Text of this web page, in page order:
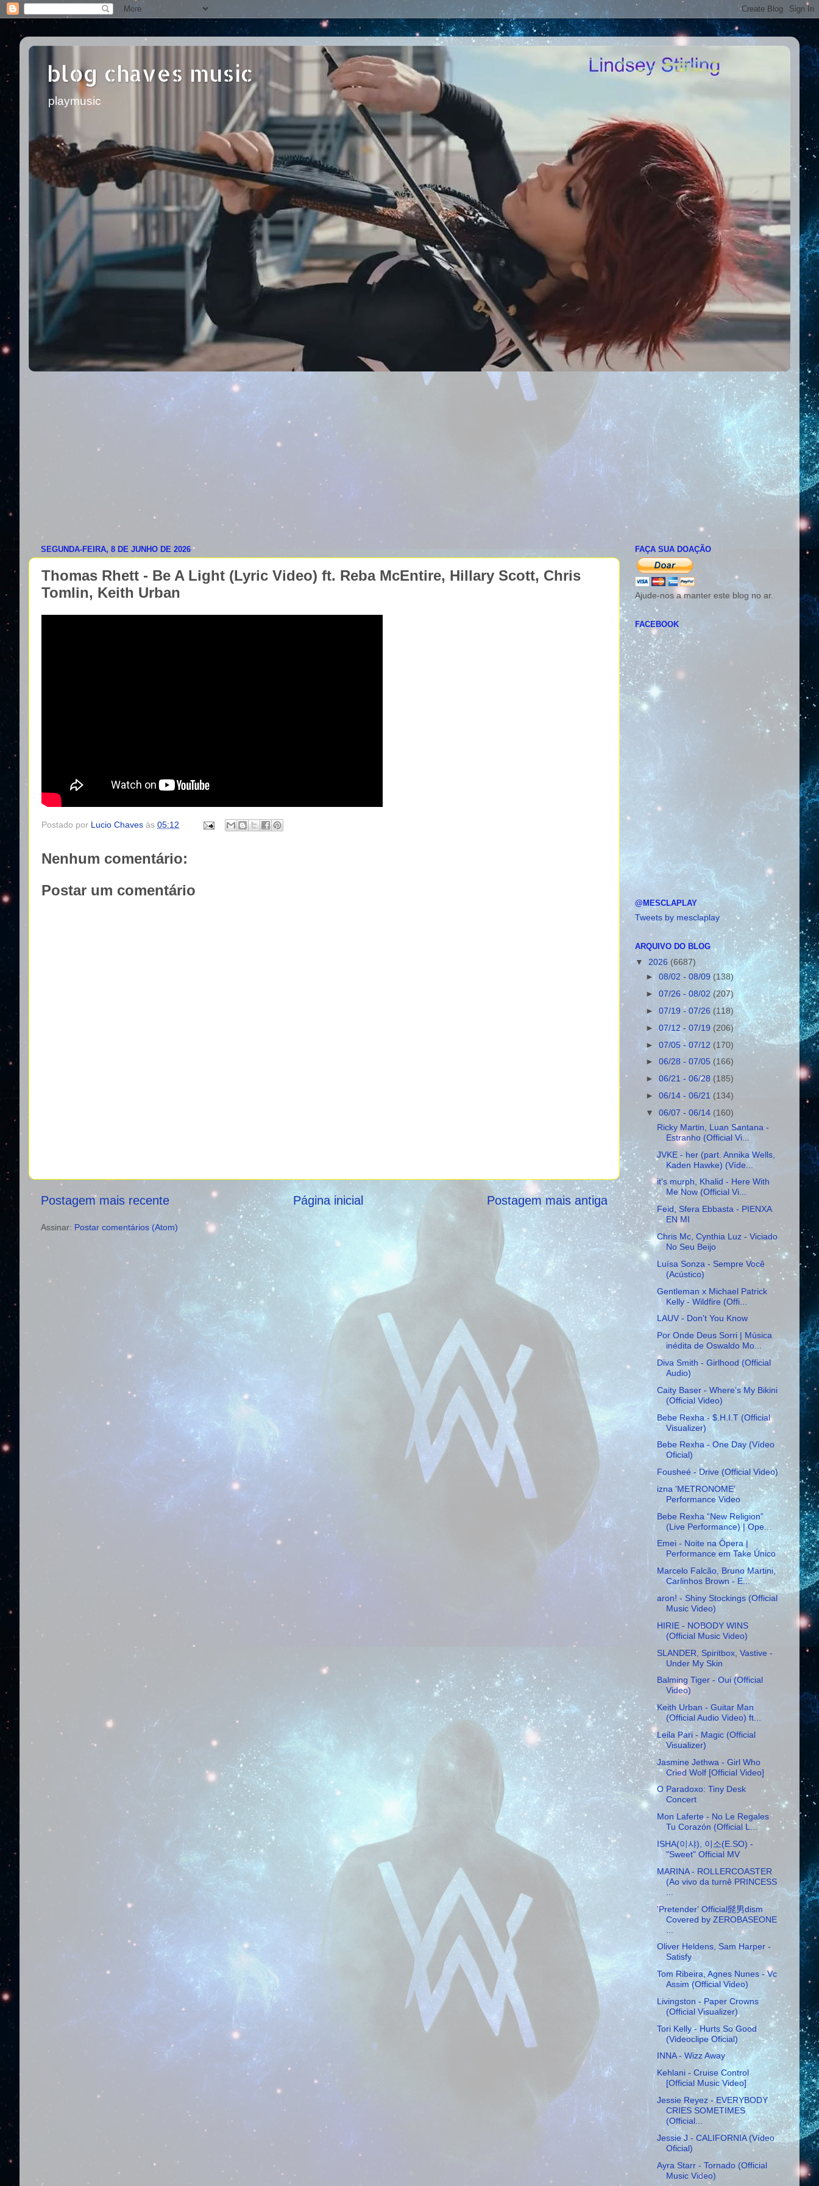
blog chaves music
playmusic
SEGUNDA-FEIRA, 8 DE JUNHO DE 2026
Thomas Rhett - Be A Light (Lyric Video) ft. Reba McEntire, Hillary Scott, Chris
Tomlin, Keith Urban
Postado por Lucio Chaves às 05:12
Nenhum comentário:
Postar um comentário
Postagem mais recente Postagem mais antiga
Página inicial
Assinar: Postar comentários (Atom)
FAÇA SUA DOAÇÃO
Ajude-nos a manter este blog no ar.
FACEBOOK
@MESCLAPLAY
Tweets by mesclaplay
ARQUIVO DO BLOG
▼ 2026 (6687)
►08/02 - 08/09(138)
►07/26 - 08/02(207)
►07/19 - 07/26 (118)
►07/12 - 07/19(206)
►07/05 - 07/12 (170)
►06/28 - 07/05 (166)
►06/21 - 06/28 (185)
►06/14 - 06/21 (134)
▼06/07 - 06/14 (160)
Ricky Martin, Luan Santana -
Estranho (Official Vi...
JVKE - her (part. Annika Wells,
Kaden Hawke) (Víde...
it's murph, Khalid - Here With
Me Now (Official Vi...
Feid, Sfera Ebbasta - PIENXA
EN MI
Chris Mc, Cynthia Luz - Viciado
No Seu Beijo
Luísa Sonza - Sempre Você
(Acústico)
Gentleman x Michael Patrick
Kelly - Wildfire (Offi...
LAUV - Don't You Know
Por Onde Deus Sorri | Música
inédita de Oswaldo Mo...
Diva Smith - Girlhood (Official
Audio)
Caity Baser - Where’s My Bikini
(Official Video)
Bebe Rexha - $.H.I.T (Official
Visualizer)
Bebe Rexha - One Day (Vídeo
Oficial)
Fousheé - Drive (Official Video)
izna 'METRONOME'
Performance Video
Bebe Rexha “New Religion”
(Live Performance) | Ope...
Emei - Noite na Ópera |
Performance em Take Único
Marcelo Falcão, Bruno Martini,
Carlinhos Brown - E...
aron! - Shiny Stockings (Official
Music Video)
HIRIE - NOBODY WINS
(Official Music Video)
SLANDER, Spiritbox, Vastive -
Under My Skin
Balming Tiger - Oui (Official
Video)
Keith Urban - Guitar Man
(Official Audio Video) ft...
Leila Pari - Magic (Official
Visualizer)
Jasmine Jethwa - Girl Who
Cried Wolf [Official Video]
O Paradoxo: Tiny Desk
Concert
Mon Laferte - No Le Regales
Tu Corazón (Official L...
ISHA(이샤), 이소(E.SO) -
"Sweet" Official MV
MARINA - ROLLERCOASTER
(Ao vivo da turnê PRINCESS
'Pretender' Official髭男dism
Covered by ZEROBASEONE
Oliver Heldens, Sam Harper -
Satisfy
Tom Ribeira, Agnes Nunes - Vc
Assim (Official Video)
Livingston - Paper Crowns
(Official Visualizer)
Tori Kelly - Hurts So Good
(Videoclipe Oficial)
INNA - Wizz Away
Kehlani - Cruise Control
[Official Music Video]
Jessie Reyez - EVERYBODY
CRIES SOMETIMES
(Official...
Jessie J - CALIFORNIA (Vídeo
Oficial)
Ayra Starr - Tornado (Official
Music Video)